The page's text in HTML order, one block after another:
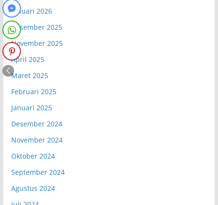
Januari 2026
Desember 2025
November 2025
April 2025
Maret 2025
Februari 2025
Januari 2025
Desember 2024
November 2024
Oktober 2024
September 2024
Agustus 2024